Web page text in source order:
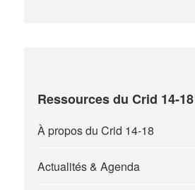
Ressources du Crid 14-18
À propos du Crid 14-18
Actualités & Agenda